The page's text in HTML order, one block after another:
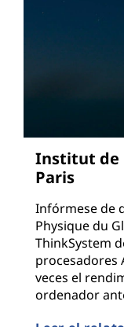
Institut de
Paris
Infórmese de
Physique du
ThinkSystem
procesadores
veces el
ordenador